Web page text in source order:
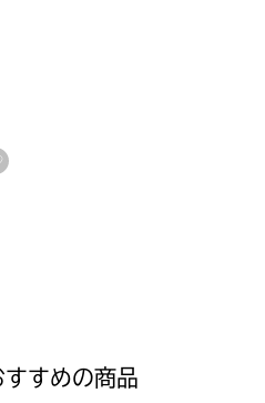
お気に入りに登録する
すめの商品